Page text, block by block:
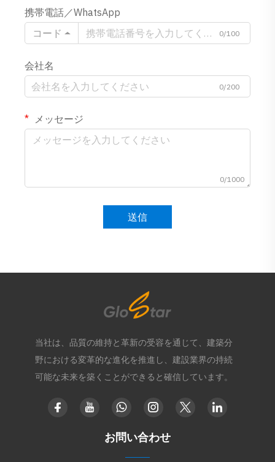
携帯電話／WhatsApp
コード
0/100
会社名
0/200
メッセージ
0/1000
送信
当社は、品質の維持と革新の受容を通じて、建築分
野における変革的な進化を推進し、建設業界の持続
可能な未来を築くことができると確信しています。
お問い合わせ